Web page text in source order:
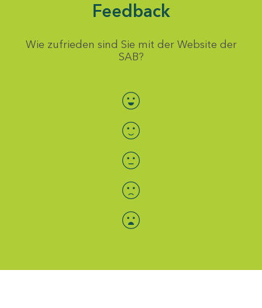
Feedback
Wie zufrieden sind Sie mit der Website der
SAB?
Bewertung auswählen